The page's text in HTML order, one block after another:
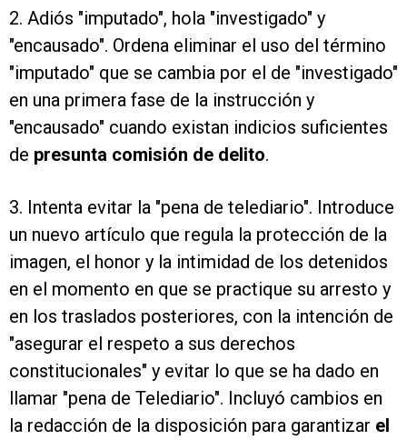
2. Adiós "imputado", hola "investigado" y
"encausado". Ordena eliminar el uso del término
"imputado" que se cambia por el de "investigado"
en una primera fase de la instrucción y
"encausado" cuando existan indicios suficientes
de presunta comisión de delito.
3. Intenta evitar la "pena de telediario". Introduce
un nuevo artículo que regula la protección de la
imagen, el honor y la intimidad de los detenidos
en el momento en que se practique su arresto y
en los traslados posteriores, con la intención de
"asegurar el respeto a sus derechos
constitucionales" y evitar lo que se ha dado en
llamar "pena de Telediario". Incluyó cambios en
la redacción de la disposición para garantizar el